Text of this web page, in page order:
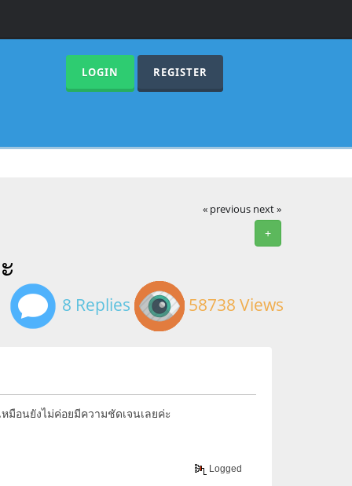
LOGIN REGISTER
« previous next »
+
8 Replies 58738 Views
มือนยังไม่ค่อยมีความชัดเจนเลยค่ะ
Logged